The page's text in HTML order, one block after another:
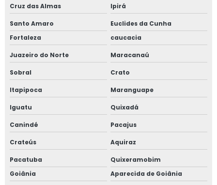
Cruz das Almas Ipirá
Santo Amaro
Euclides da Cunha
Fortaleza
caucacia
Juazeiro do Norte Maracanaú
Sobral Crato
Itapipoca Maranguape
Iguatu Quixadá
Canindé Pacajus
Crateús Aquiraz
Pacatuba
Quixeramobim
Goiânia
Aparecida de Goiânia